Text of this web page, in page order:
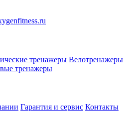
тренажеры Велотренажеры
тренажеры
Гарантия и сервис Контакты